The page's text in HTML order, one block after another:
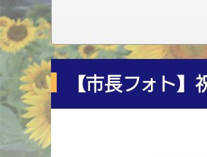
【市長フォト